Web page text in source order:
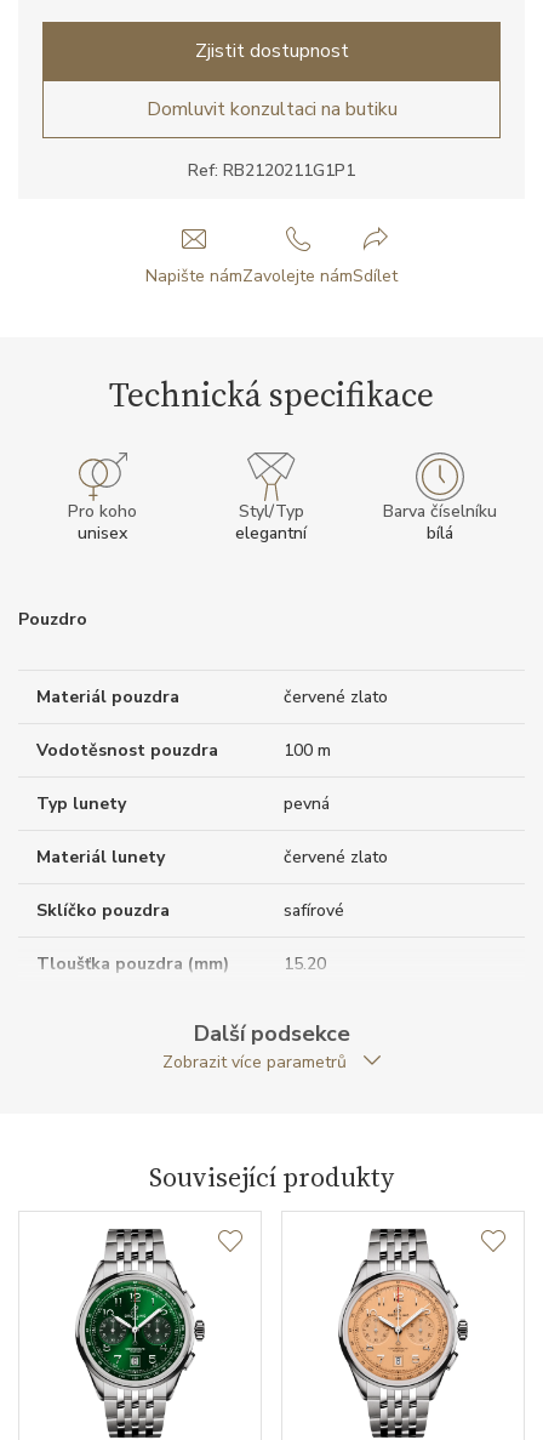
Ref: RB2120211G1P1
Zjistit dostupnost
Domluvit konzultaci na butiku
Napište námZavolejte námSdílet
Technická specifikace
Pro koho
unisex
Styl/Typ
elegantní
Barva číselníku
bílá
Pouzdro
Materiál pouzdra červené zlato
Vodotěsnost pouzdra 100 m
Typ lunety pevná
Materiál lunety červené zlato
Sklíčko pouzdra safírové
Tloušťka pouzdra (mm) 15.20
Antireflexní sklíčko ANO
Průměr pouzdra (mm) 42.00
Typ strojku Breitling B21
Certifikace strojku
Další podsekce
Zobrazit více parametrů
Související produkty